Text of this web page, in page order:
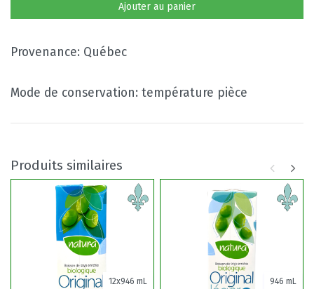
Ajouter au panier
Provenance: Québec
Mode de conservation: température pièce
Produits similaires
12x946 mL 946 mL